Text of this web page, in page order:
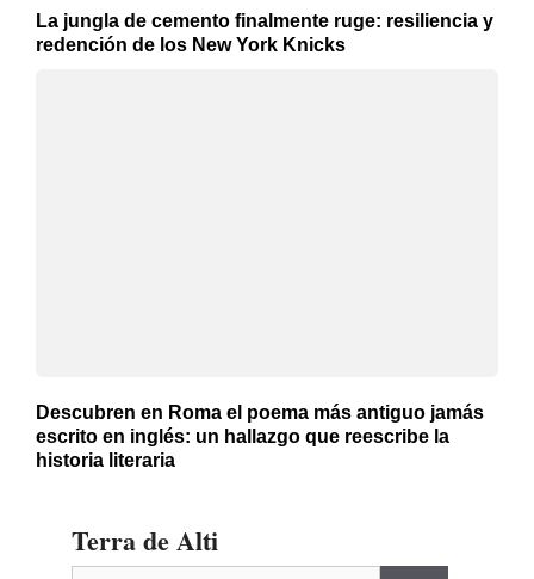
La jungla de cemento finalmente ruge: resiliencia y
redención de los New York Knicks
Descubren en Roma el poema más antiguo jamás
escrito en inglés: un hallazgo que reescribe la
historia literaria
Terra de Alti